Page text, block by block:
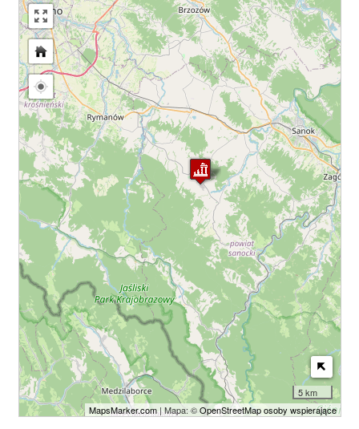
5 km
MapsMarker.com| Mapa: ©OpenStreetMap osoby wspierające